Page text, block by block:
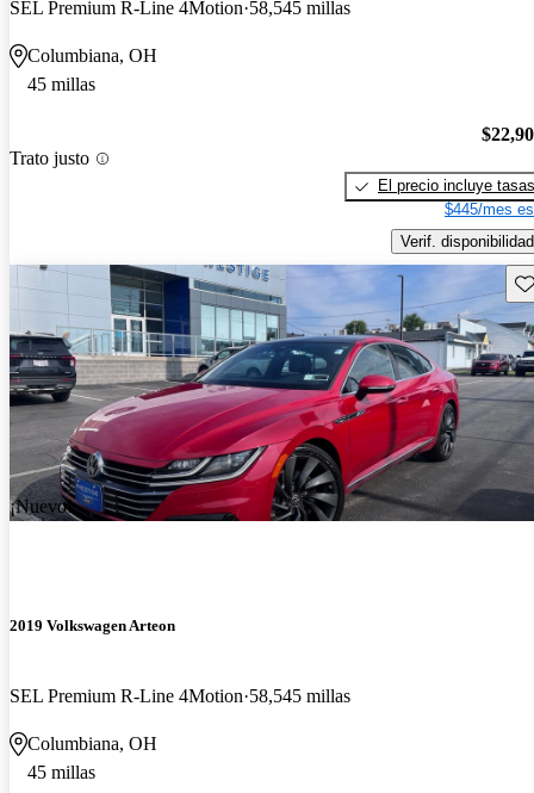
SEL Premium R-Line 4Motion 58,545 millas
Columbiana, OH
45 millas
Trato justo
El precio incluye tasas
$445/mes
Verif. disponibilidad
¡Nuevo!
2019 Volkswagen Arteon
SEL Premium R-Line 4Motion 58,545 millas
Columbiana, OH
45 millas